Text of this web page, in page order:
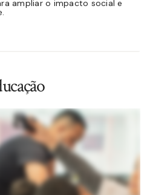
ampliar o impacto social e